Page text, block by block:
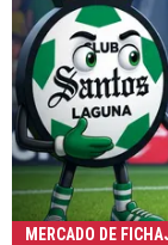
MERCADO DE